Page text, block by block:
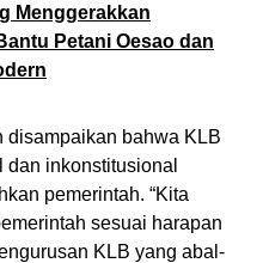
Menggerakkan
Petani Oesao dan
disampaikan bahwa KLB
inkonstitusional
pemerintah. “Kita
sesuai harapan
KLB yang abal-